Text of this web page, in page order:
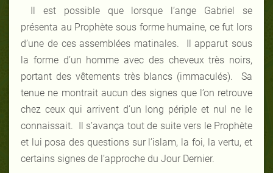
Il est possible que lorsque l’ange Gabriel se
présenta au Prophète sous forme humaine, ce fut lors
d’une de ces assemblées matinales. Il apparut sous
la forme d’un homme avec des cheveux très noirs,
portant des vêtements très blancs (immaculés). Sa
tenue ne montrait aucun des signes que l’on retrouve
chez ceux qui arrivent d’un long périple et nul ne le
connaissait. Il s’avança tout de suite vers le Prophète
et lui posa des questions sur l’islam, la foi, la vertu, et
certains signes de l’approche du Jour Dernier.